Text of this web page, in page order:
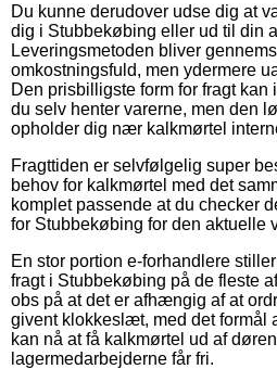
Du kunne derudover udse dig at
dig i Stubbekøbing eller ud til din
Leveringsmetoden bliver
omkostningsfuld, men ydermere
Den prisbilligste form for fragt
du selv henter varerne, men den
opholder dig nær kalkmørtel
Fragttiden er selvfølgelig super
behov for kalkmørtel med det
komplet passende at du checker
for Stubbekøbing for den aktuelle
En stor portion e-forhandlere
fragt i Stubbekøbing på de fleste
obs på at det er afhængig af at
givent klokkeslæt, med det formål
kan nå at få kalkmørtel ud af
lagermedarbejderne får fri.